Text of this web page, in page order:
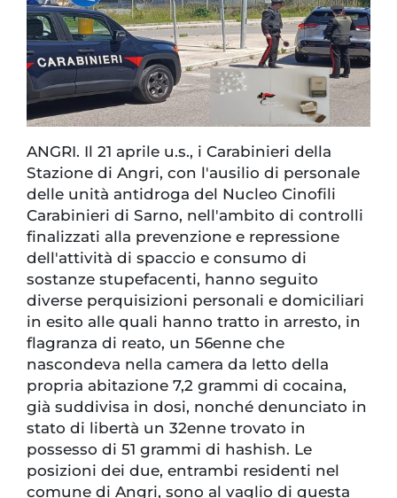
ANGRI. Il 21 aprile u.s., i Carabinieri della
Stazione di Angri, con l'ausilio di personale
delle unità antidroga del Nucleo Cinofili
Carabinieri di Sarno, nell'ambito di controlli
finalizzati alla prevenzione e repressione
dell'attività di spaccio e consumo di
sostanze stupefacenti, hanno seguito
diverse perquisizioni personali e domiciliari
in esito alle quali hanno tratto in arresto, in
flagranza di reato, un 56enne che
nascondeva nella camera da letto della
propria abitazione 7,2 grammi di cocaina,
già suddivisa in dosi, nonché denunciato in
stato di libertà un 32enne trovato in
possesso di 51 grammi di hashish. Le
posizioni dei due, entrambi residenti nel
comune di Angri, sono al vaglio di questa